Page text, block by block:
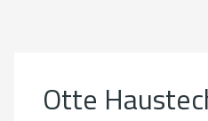
Cookie-
Otte